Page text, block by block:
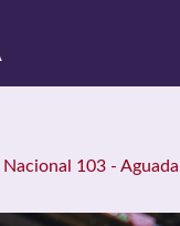
Nacional 103 -